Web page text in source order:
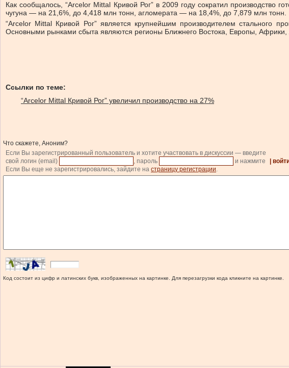
Как сообщалось, “Arcelor Mittal Кривой Рог” в 2009 году сократил
чугуна — на 21,6%, до 4,418 млн тонн, агломерата — на 18,4%, до 7,879 млн тонн.
“Arcelor Mittal Кривой Рог” является крупнейшим производителем стального
Основными рынками сбыта являются регионы Ближнего Востока, Европы,
Ссылки по теме:
“Arcelor Mittal Кривой Рог” увеличил производство на 27%
Что скажете, Аноним?
Если Вы зарегистрированный пользователь и хотите участвовать в дискуссии — введите
свой логин (email)
, пароль и нажмите | войти
Если Вы еще не зарегистрировались, зайдите на страницу регистрации.
Код состоит из цифр и латинских букв, изображенных на картинке. Для перезагрузки кода кликните на картинке.